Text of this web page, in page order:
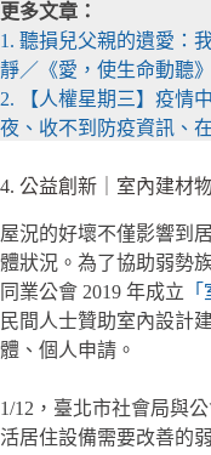
更多文章：
1. 聽損兒父親的遺愛：
靜／《愛，使生命動聽》
2. 【人權星期三】疫情
夜、收不到防疫資訊、
4. 公益創新｜室內建材
屋況的好壞不僅影響到
體狀況。為了協助弱勢
同業公會 2019 年成立
民間人士贊助室內設計
體、個人申請。
1/12，臺北市社會局與
活居住設備需要改善的